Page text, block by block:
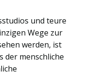
und teure
Wege zur
werden, ist
der menschliche